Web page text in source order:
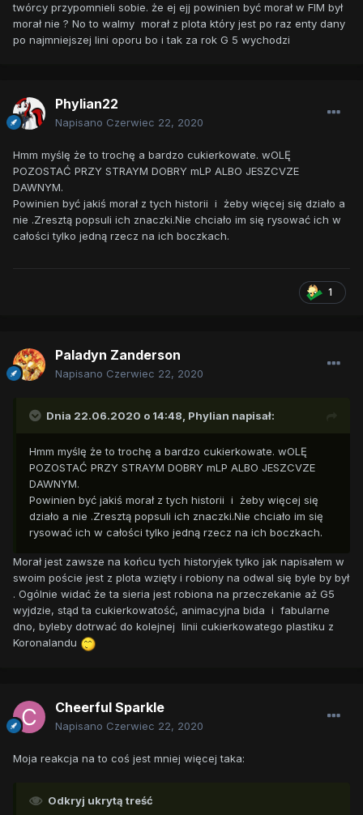
twórcy przypomnieli sobie. że ej ejj powinien być morał w FIM był
morał nie ? No to walmy morał z plota który jest po raz enty dany
po najmniejszej lini oporu bo i tak za rok G 5 wychodzi
Phylian22
Napisano Czerwiec 22, 2020
Hmm myślę że to trochę a bardzo cukierkowate. wOLĘ
POZOSTAĆ PRZY STRAYM DOBRY mLP ALBO JESZCVZE
DAWNYM.
Powinien być jakiś morał z tych historii i żeby więcej się działo a
nie .Zresztą popsuli ich znaczki.Nie chciało im się rysować ich w
całości tylko jedną rzecz na ich boczkach.
1
Paladyn Zanderson
Napisano Czerwiec 22, 2020
Dnia 22.06.2020 o 14:48, Phylian napisał:
Hmm myślę że to trochę a bardzo cukierkowate. wOLĘ
POZOSTAĆ PRZY STRAYM DOBRY mLP ALBO JESZCVZE
DAWNYM.
Powinien być jakiś morał z tych historii i żeby więcej się
działo a nie .Zresztą popsuli ich znaczki.Nie chciało im się
rysować ich w całości tylko jedną rzecz na ich boczkach.
Morał jest zawsze na końcu tych historyjek tylko jak napisałem w
swoim poście jest z plota wzięty i robiony na odwal się byle by był
. Ogólnie widać że ta sieria jest robiona na przeczekanie aż G5
wyjdzie, stąd ta cukierkowatość, animacyjna bida i fabularne
dno, byleby dotrwać do kolejnej linii cukierkowatego plastiku z
Koronalandu
Cheerful Sparkle
Napisano Czerwiec 22, 2020
Moja reakcja na to coś jest mniej więcej taka:
Odkryj ukrytą treść